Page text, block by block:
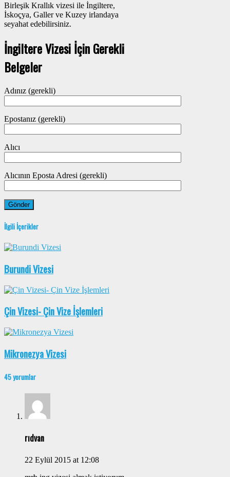
Birleşik Krallık vizesi ile İngiltere,
İskoçya, Galler ve Kuzey irlandaya
seyahat edebilirsiniz.
İngiltere Vizesi İçin Gerekli
Belgeler
Adınız (gerekli)
Epostanız (gerekli)
Alıcı
Alıcının Eposta Adresi (gerekli)
İlgili İçerikler
Burundi Vizesi
Çin Vizesi- Çin Vize İşlemleri
Mikronezya Vizesi
45 yorumlar
rıdvan
22 Eylül 2015 at 12:08